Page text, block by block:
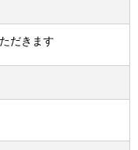
だきます